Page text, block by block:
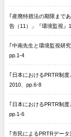
｢産廃特措法の期限まで
告（11）」『環境監視』
｢中南先生と環境監視研
pp.1-4
｢日本におけるPRTR制
2010、pp.6-8
｢日本におけるPRTR制
pp.1-6
｢市民によるPRTRデー